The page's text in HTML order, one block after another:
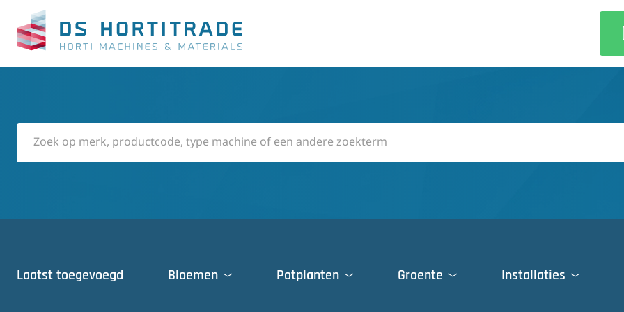
Laatst toegevoegd Bloemen Potplanten
Groente
Installaties